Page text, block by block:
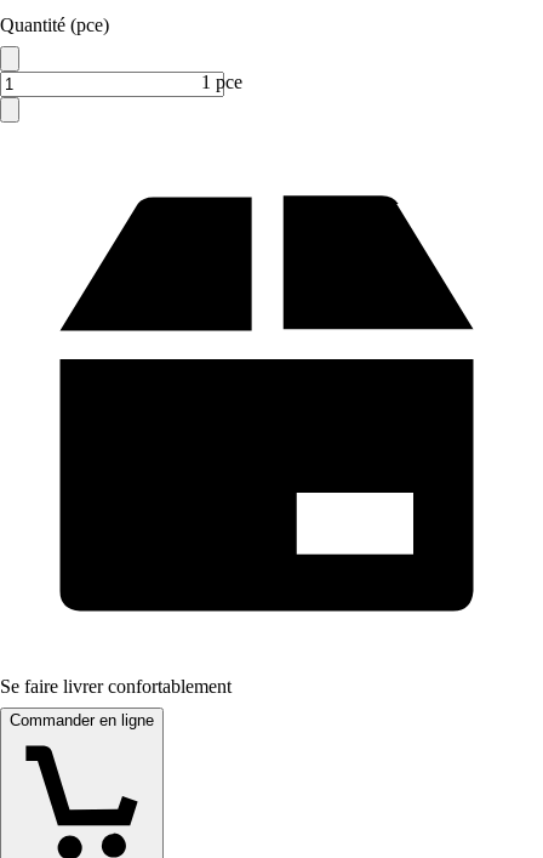
Quantité (pce)
1 pce
Se faire livrer confortablement
Commander en ligne